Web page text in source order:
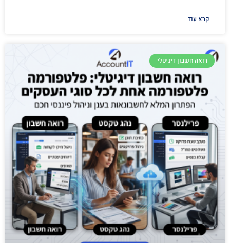
קרא עוד
רואה חשבון דיגיטלי